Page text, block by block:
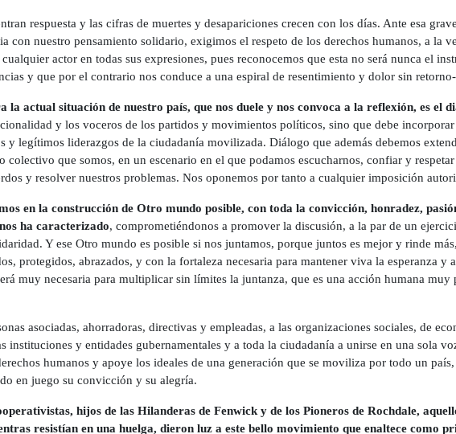
respuesta y las cifras de muertes y desapariciones crecen con los días. Ante esa grave
con nuestro pensamiento solidario, exigimos el respeto de los derechos humanos, a la
actor en todas sus expresiones, pues reconocemos que esta no será nunca el
y que por el contrario nos conduce a una espiral de resentimiento y dolor sin retorno-
la actual situación de nuestro país, que nos duele y nos convoca a la reflexión, es el
y los voceros de los partidos y movimientos políticos, sino que debe
y legítimos liderazgos de la ciudadanía movilizada. Diálogo que además debemos
colectivo que somos, en un escenario en el que podamos escucharnos, confiar y
y resolver nuestros problemas. Nos oponemos por tanto a cualquier imposición
en la construcción de Otro mundo posible, con toda la convicción, honradez,
ha caracterizado, comprometiéndonos a promover la discusión, a la par de un
Y ese Otro mundo es posible si nos juntamos, porque juntos es mejor y rinde
protegidos, abrazados, y con la fortaleza necesaria para mantener viva la esperanza y
muy necesaria para multiplicar sin límites la juntanza, que es una acción humana muy
asociadas, ahorradoras, directivas y empleadas, a las organizaciones sociales, de
instituciones y entidades gubernamentales y a toda la ciudadanía a unirse en una sola
humanos y apoye los ideales de una generación que se moviliza por todo un país,
en juego su convicción y su alegría.
hijos de las Hilanderas de Fenwick y de los Pioneros de Rochdale,
resistían en una huelga, dieron luz a este bello movimiento que enaltece como